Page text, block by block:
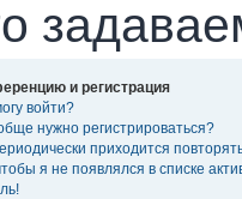
и регистрация
войти?
нужно регистрироваться?
приходится
я не появлялся в списке